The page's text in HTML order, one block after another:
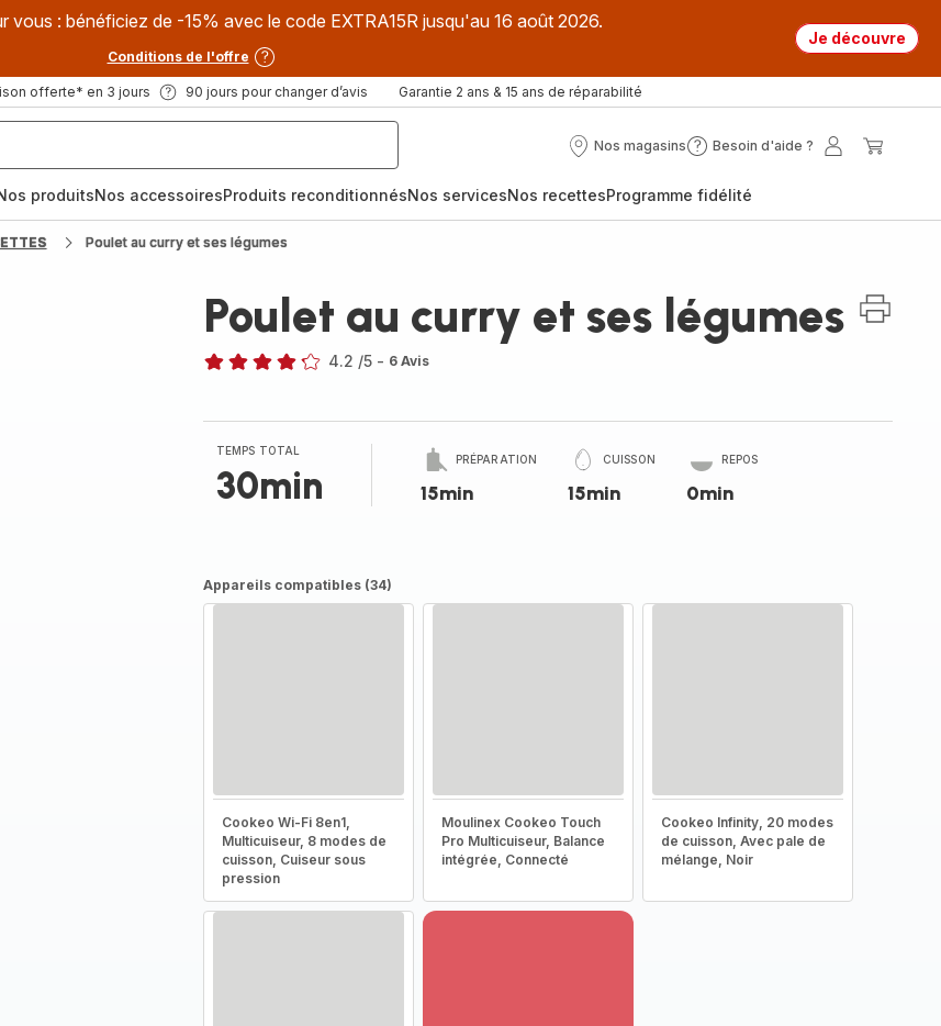
vous : bénéficiez de -15% avec le code EXTRA15R jusqu'au 16 août 2026.
Conditions de l'offre
Je découvre
offerte* en 3 jours 90 jours pour changer d’avis Garantie 2 ans & 15 ans de réparabilité
Nos magasins
Nos
Besoin d'aide ?
Besoin
?
Mon
produitsNos accessoiresProduits reconditionnésNos servicesNos recettesProgramme fidélité
Poulet au curry et ses légumes
Poulet au curry et ses légumes
4.2 /5 - 6 Avis
TEMPS TOTAL
30min
PRÉPARATION
15min
CUISSON
15min
REPOS
0min
Appareils compatibles (34)
Cookeo Wi-Fi 8en1,
Multicuiseur, 8 modes de
cuisson, Cuiseur sous
pression
Moulinex Cookeo Touch
Pro Multicuiseur, Balance
intégrée, Connecté
Cookeo Infinity, 20 modes
de cuisson, Avec pale de
mélange, Noir